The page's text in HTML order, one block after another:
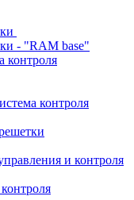
- "RAM base"
контроля
контроля
и контроля